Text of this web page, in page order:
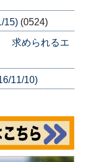
15) (0524)
求められるエ
11/10)